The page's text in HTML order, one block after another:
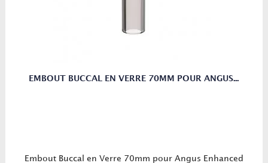
EMBOUT BUCCAL EN VERRE 70MM POUR ANGUS...
Embout Buccal en Verre 70mm pour Angus Enhanced